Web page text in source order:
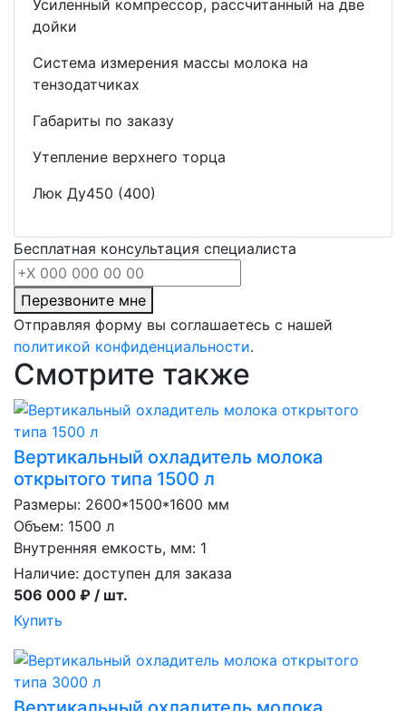
Усиленный компрессор, рассчитанный на две
дойки
Система измерения массы молока на
тензодатчиках
Габариты по заказу
Утепление верхнего торца
Люк Ду450 (400)
Бесплатная консультация специалиста
Перезвоните мне
Отправляя форму вы соглашаетесь с нашей
политикой конфиденциальности.
Смотрите также
Вертикальный охладитель молока
открытого типа 1500 л
Размеры: 2600*1500*1600 мм
Объем: 1500 л
Внутренняя емкость, мм: 1
Наличие: доступен для заказа
506 000 ₽ / шт.
Купить